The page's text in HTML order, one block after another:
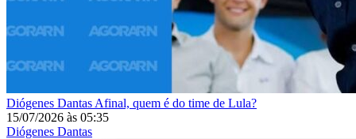
Diógenes Dantas Afinal, quem é do time de Lula?
15/07/2026 às 05:35
Diógenes Dantas